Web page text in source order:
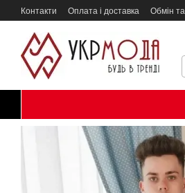
Перейти до основного контенту
Контакти Оплата і доставка Обмін